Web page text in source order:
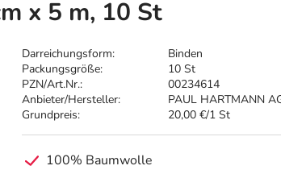
x 5 m, 10 St
Darreichungsform:
Binden
Packungsgröße:
10 St
PZN/Art.Nr.:
00234614
Anbieter/Hersteller:
PAUL HARTMANN
Grundpreis:
20,00 €/1 St
100% Baumwolle